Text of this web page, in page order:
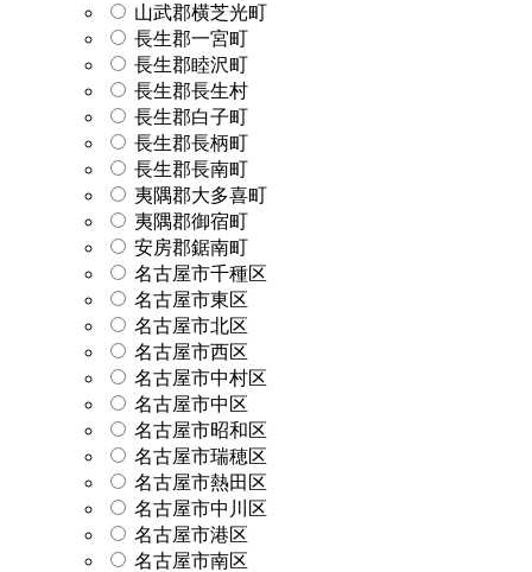
山武郡横芝光町
長生郡一宮町
長生郡睦沢町
長生郡長生村
長生郡白子町
長生郡長柄町
長生郡長南町
夷隅郡大多喜町
夷隅郡御宿町
安房郡鋸南町
名古屋市千種区
名古屋市東区
名古屋市北区
名古屋市西区
名古屋市中村区
名古屋市中区
名古屋市昭和区
名古屋市瑞穂区
名古屋市熱田区
名古屋市中川区
名古屋市港区
名古屋市南区